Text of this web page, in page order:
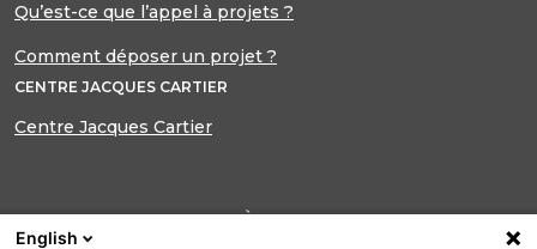
Qu’est-ce que l’appel à projets ?
Comment déposer un projet ?
CENTRE JACQUES CARTIER
Centre Jacques Cartier
INSCRIPTION À NOTRE LETTRE
English